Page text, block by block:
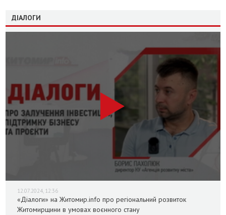
ДІАЛОГИ
12.07.2024, 12:36
«Діалоги» на Житомир.info про регіональний розвиток
Житомирщини в умовах воєнного стану